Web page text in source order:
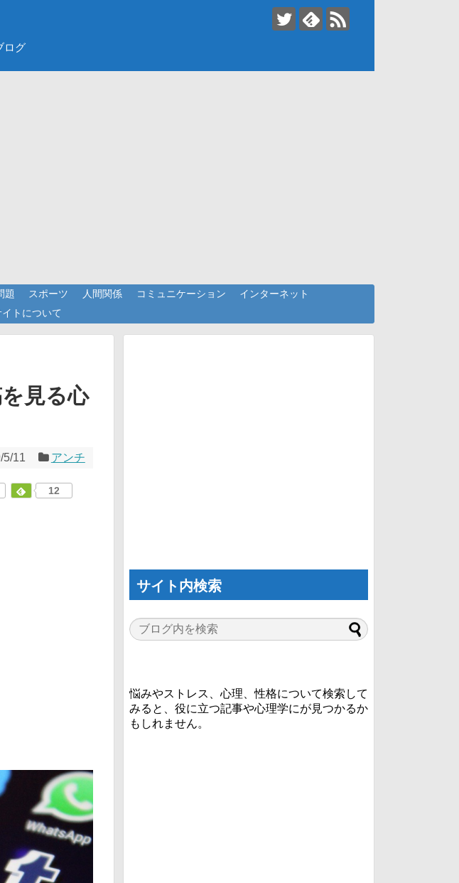
ログ
題 スポーツ 人間関係 コミュニケーション
インターネット
イトについて
見る心
5/11 アンチ
12
サイト内検索
悩みやストレス、心理、性格について検索して
みると、役に立つ記事や心理学にが見つかるか
もしれません。